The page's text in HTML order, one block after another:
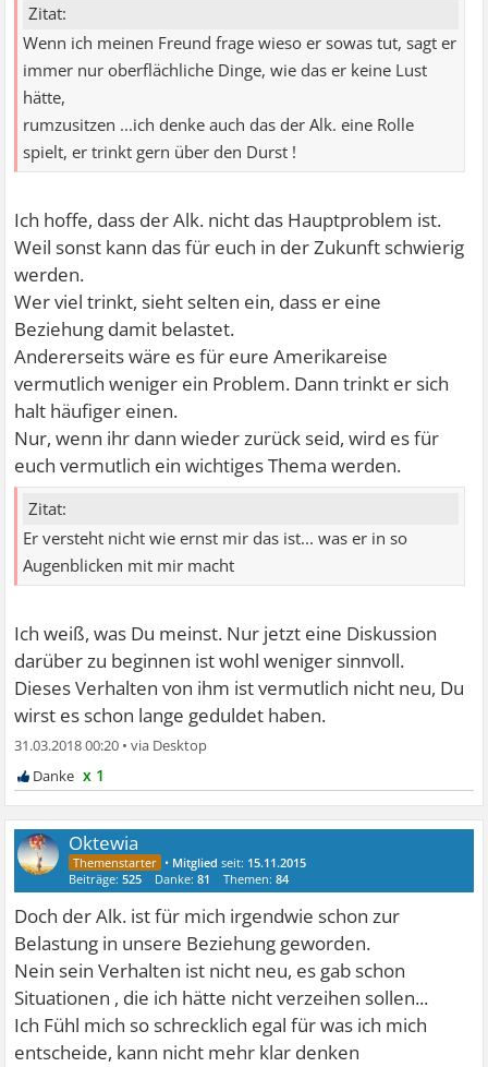
Zitat:
Wenn ich meinen Freund frage wieso er sowas tut, sagt er
immer nur oberflächliche Dinge, wie das er keine Lust
hätte,
rumzusitzen ...ich denke auch das der Alk. eine Rolle
spielt, er trinkt gern über den Durst !
Ich hoffe, dass der Alk. nicht das Hauptproblem ist.
Weil sonst kann das für euch in der Zukunft schwierig
werden.
Wer viel trinkt, sieht selten ein, dass er eine
Beziehung damit belastet.
Andererseits wäre es für eure Amerikareise
vermutlich weniger ein Problem. Dann trinkt er sich
halt häufiger einen.
Nur, wenn ihr dann wieder zurück seid, wird es für
euch vermutlich ein wichtiges Thema werden.
Zitat:
Er versteht nicht wie ernst mir das ist... was er in so
Augenblicken mit mir macht
Ich weiß, was Du meinst. Nur jetzt eine Diskussion
darüber zu beginnen ist wohl weniger sinnvoll.
Dieses Verhalten von ihm ist vermutlich nicht neu, Du
wirst es schon lange geduldet haben.
31.03.2018 00:20 •
x 1
Oktewia
• Mitglied seit: 15.11.2015
Beiträge:525 Danke:81 Themen:84
Doch der Alk. ist für mich irgendwie schon zur
Belastung in unsere Beziehung geworden.
Nein sein Verhalten ist nicht neu, es gab schon
Situationen , die ich hätte nicht verzeihen sollen...
Ich Fühl mich so schrecklich egal für was ich mich
entscheide, kann nicht mehr klar denken